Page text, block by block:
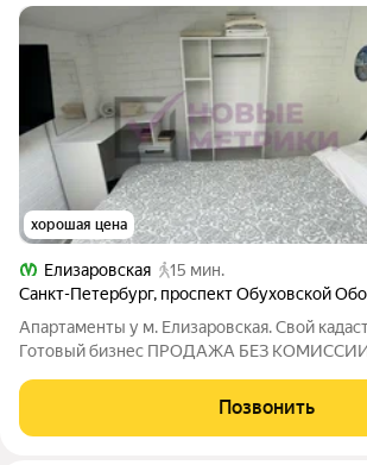
хорошая цена
Елизаровская
15 мин.
Санкт-Петербург, проспект Обуховской
Апартаменты у м. Елизаровская. Свой
Готовый бизнес ПРOДАЖA БЕЗ
ВOЗMOЖЕН TPEЙД-ИH Внимание
ликвидное жилье в Санкт-Петербурге!
Позвонить